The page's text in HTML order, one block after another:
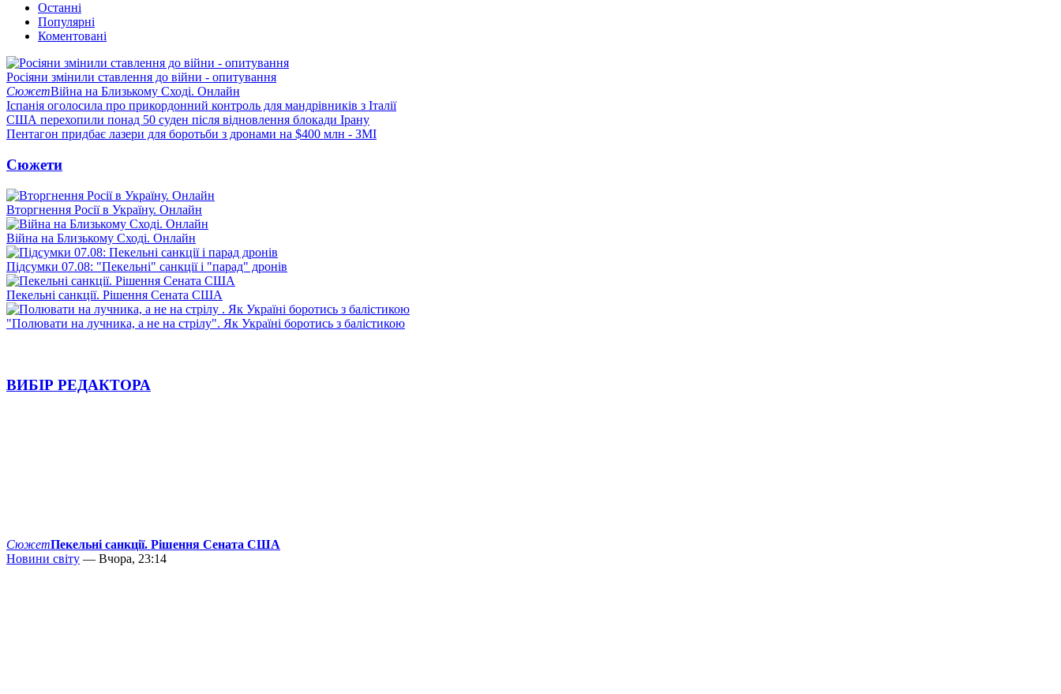
Останні
Популярні
Коментовані
Росіяни змінили ставлення до війни - опитування
СюжетВійна на Близькому Сході. Онлайн
Іспанія оголосила про прикордонний контроль для мандрівників з Італії
США перехопили понад 50 суден після відновлення блокади Ірану
Пентагон придбає лазери для боротьби з дронами на $400 млн - ЗМІ
Сюжети
Вторгнення Росії в Україну. Онлайн
Війна на Близькому Сході. Онлайн
Підсумки 07.08: "Пекельні" санкції і "парад" дронів
Пекельні санкції. Рішення Сената США
"Полювати на лучника, а не на стрілу". Як Україні боротись з балістикою
ВИБІР РЕДАКТОРА
СюжетПекельні санкції. Рішення Сената США
Новини світу — Вчора, 23:14